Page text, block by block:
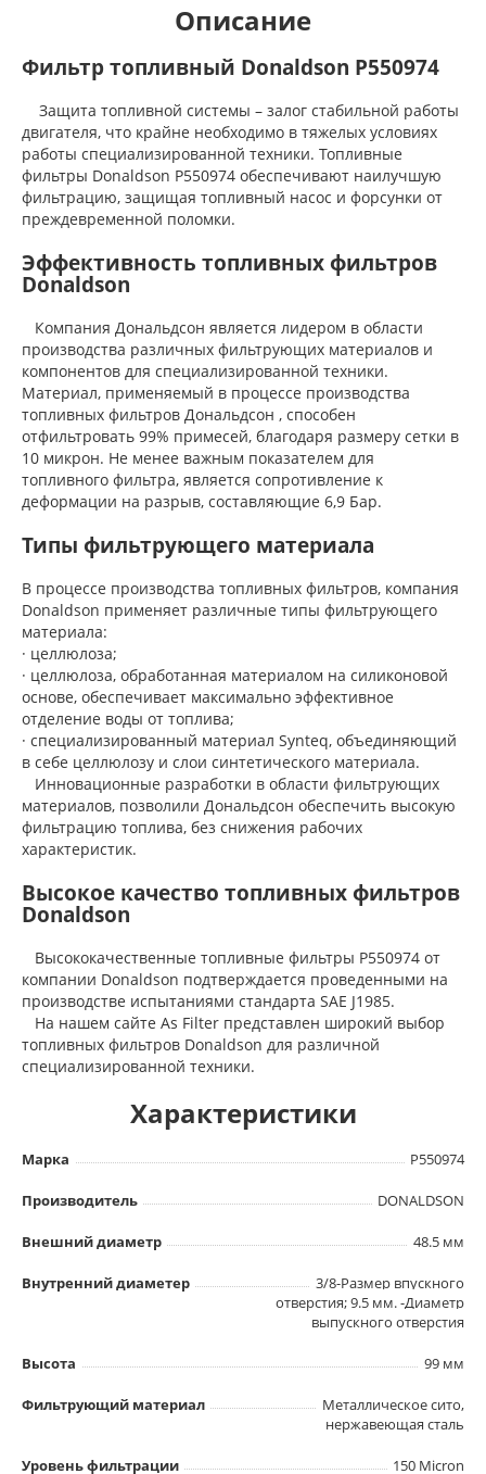
Описание
Фильтр топливный Donaldson P550974
Защита топливной системы – залог стабильной работы
двигателя, что крайне необходимо в тяжелых условиях
работы специализированной техники. Топливные
фильтры Donaldson P550974 обеспечивают наилучшую
фильтрацию, защищая топливный насос и форсунки от
преждевременной поломки.
Эффективность топливных фильтров
Donaldson
Компания Дональдсон является лидером в области
производства различных фильтрующих материалов и
компонентов для специализированной техники.
Материал, применяемый в процессе производства
топливных фильтров Дональдсон , способен
отфильтровать 99% примесей, благодаря размеру сетки в
10 микрон. Не менее важным показателем для
топливного фильтра, является сопротивление к
деформации на разрыв, составляющие 6,9 Бар.
Типы фильтрующего материала
В процессе производства топливных фильтров, компания
Donaldson применяет различные типы фильтрующего
материала:
· целлюлоза;
· целлюлоза, обработанная материалом на силиконовой
основе, обеспечивает максимально эффективное
отделение воды от топлива;
· специализированный материал Synteq, объединяющий
в себе целлюлозу и слои синтетического материала.
Инновационные разработки в области фильтрующих
материалов, позволили Дональдсон обеспечить высокую
фильтрацию топлива, без снижения рабочих
характеристик.
Высокое качество топливных фильтров
Donaldson
Высококачественные топливные фильтры P550974 от
компании Donaldson подтверждается проведенными на
производстве испытаниями стандарта SAE J1985.
На нашем сайте As Filter представлен широкий выбор
топливных фильтров Donaldson для различной
специализированной техники.
Характеристики
Марка P550974
Производитель DONALDSON
Внешний диаметр 48.5 мм
Внутренний диаметер
3/8-Размер впускного
отверстия; 9.5 мм. -Диаметр
выпускного отверстия
Высота 99 мм
Фильтрующий материал
Металлическое сито,
нержавеющая сталь
Уровень фильтрации 150 Micron